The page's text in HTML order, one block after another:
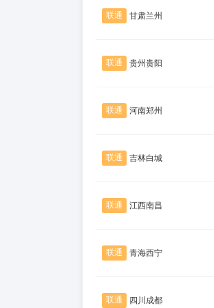
联通 甘肃兰州
联通 贵州贵阳
联通 河南郑州
联通 吉林白城
联通 江西南昌
联通 青海西宁
联通 四川成都